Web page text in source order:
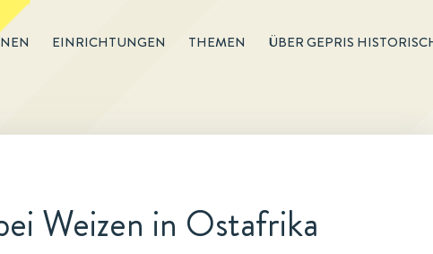
EINRICHTUNGEN THEMEN ÜBER GEPRIS
Weizen in Ostafrika